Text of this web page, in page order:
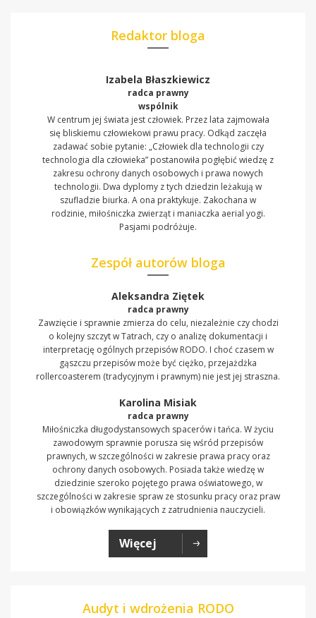
Redaktor bloga
Izabela Błaszkiewicz
radca prawny
wspólnik
W centrum jej świata jest człowiek. Przez lata zajmowała
się bliskiemu człowiekowi prawu pracy. Odkąd zaczęła
zadawać sobie pytanie: „Człowiek dla technologii czy
technologia dla człowieka” postanowiła pogłębić wiedzę z
zakresu ochrony danych osobowych i prawa nowych
technologii. Dwa dyplomy z tych dziedzin leżakują w
szufladzie biurka. A ona praktykuje. Zakochana w
rodzinie, miłośniczka zwierząt i maniaczka aerial yogi.
Pasjami podróżuje.
Zespół autorów bloga
Aleksandra Ziętek
radca prawny
Zawzięcie i sprawnie zmierza do celu, niezależnie czy chodzi
o kolejny szczyt w Tatrach, czy o analizę dokumentacji i
interpretację ogólnych przepisów RODO. I choć czasem w
gąszczu przepisów może być ciężko, przejażdżka
rollercoasterem (tradycyjnym i prawnym) nie jest jej straszna.
Karolina Misiak
radca prawny
Miłośniczka długodystansowych spacerów i tańca. W życiu
zawodowym sprawnie porusza się wśród przepisów
prawnych, w szczególności w zakresie prawa pracy oraz
ochrony danych osobowych. Posiada także wiedzę w
dziedzinie szeroko pojętego prawa oświatowego, w
szczególności w zakresie spraw ze stosunku pracy oraz praw
i obowiązków wynikających z zatrudnienia nauczycieli.
Więcej
Audyt i wdrożenia RODO